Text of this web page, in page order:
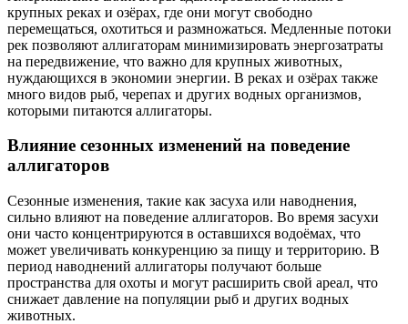
крупных реках и озёрах, где они могут свободно
перемещаться, охотиться и размножаться. Медленные потоки
рек позволяют аллигаторам минимизировать энергозатраты
на передвижение, что важно для крупных животных,
нуждающихся в экономии энергии. В реках и озёрах также
много видов рыб, черепах и других водных организмов,
которыми питаются аллигаторы.
Влияние сезонных изменений на поведение
аллигаторов
Сезонные изменения, такие как засуха или наводнения,
сильно влияют на поведение аллигаторов. Во время засухи
они часто концентрируются в оставшихся водоёмах, что
может увеличивать конкуренцию за пищу и территорию. В
период наводнений аллигаторы получают больше
пространства для охоты и могут расширить свой ареал, что
снижает давление на популяции рыб и других водных
животных.